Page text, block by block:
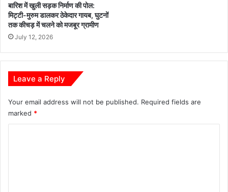
बारिश में खुली सड़क निर्माण की पोल:
मिट्टी-मुरुम डालकर ठेकेदार गायब, घुटनों
तक कीचड़ में चलने को मजबूर ग्रामीण
July 12, 2026
Leave a Reply
Your email address will not be published. Required fields are
marked *